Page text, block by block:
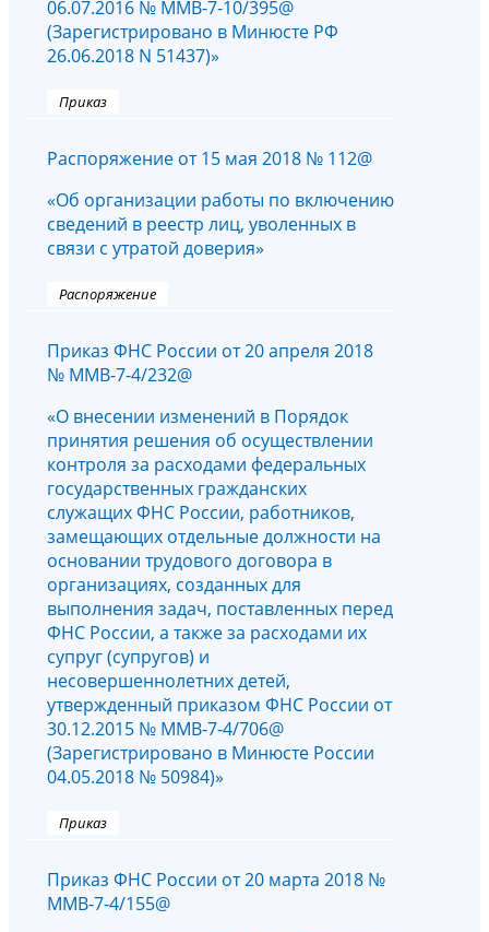
06.07.2016 № ММВ-7-10/395@
(Зарегистрировано в Минюсте РФ
26.06.2018 N 51437)»
Приказ
Распоряжение от 15 мая 2018 № 112@
«Об организации работы по включению
сведений в реестр лиц, уволенных в
связи с утратой доверия»
Распоряжение
Приказ ФНС России от 20 апреля 2018
№ ММВ-7-4/232@
«О внесении изменений в Порядок
принятия решения об осуществлении
контроля за расходами федеральных
государственных гражданских
служащих ФНС России, работников,
замещающих отдельные должности на
основании трудового договора в
организациях, созданных для
выполнения задач, поставленных перед
ФНС России, а также за расходами их
супруг (супругов) и
несовершеннолетних детей,
утвержденный приказом ФНС России от
30.12.2015 № ММВ-7-4/706@
(Зарегистрировано в Минюсте России
04.05.2018 № 50984)»
Приказ
Приказ ФНС России от 20 марта 2018 №
ММВ-7-4/155@